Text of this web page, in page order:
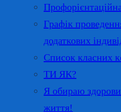
Графік
додаткових
Список класних
ТИ ЯК?
Я обираю
життя!